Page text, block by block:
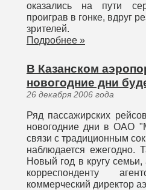
оказались на пути
проиграв в гонке, вдруг
зрителей.
Подробнее »
В Казанском
новогодние дни
26 декабря 2006 года
Ряд пассажирских
новогодние дни в ОАО
связи с традиционным
наблюдается ежегодно.
Новый год в кругу семьи,
корреспонденту
коммерческий директор